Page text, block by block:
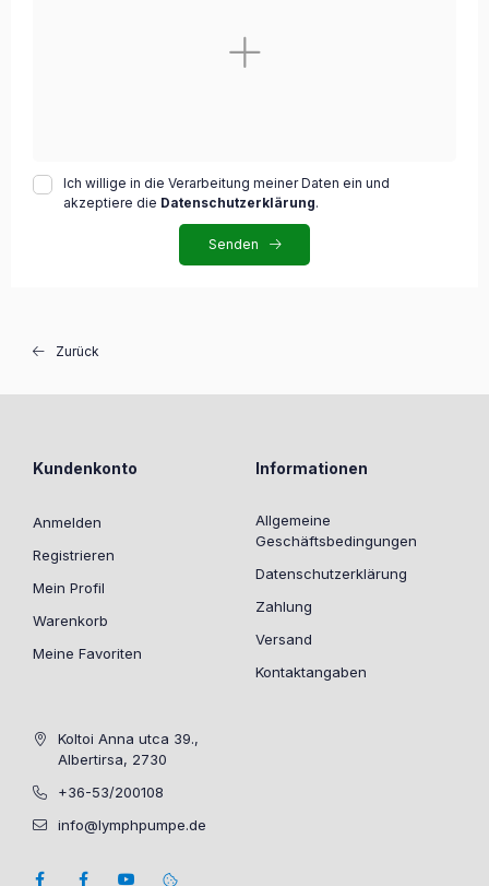
Ich willige in die Verarbeitung meiner Daten ein und
akzeptiere die Datenschutzerklärung.
Senden
Zurück
Kundenkonto
Anmelden
Registrieren
Mein Profil
Warenkorb
Meine Favoriten
Informationen
Allgemeine
Geschäftsbedingungen
Datenschutzerklärung
Zahlung
Versand
Kontaktangaben
Koltoi Anna utca 39.,
Albertirsa, 2730
+36-53/200108
info@lymphpumpe.de